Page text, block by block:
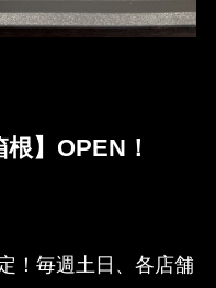
根】OPEN ！
！毎週土日、各店舗